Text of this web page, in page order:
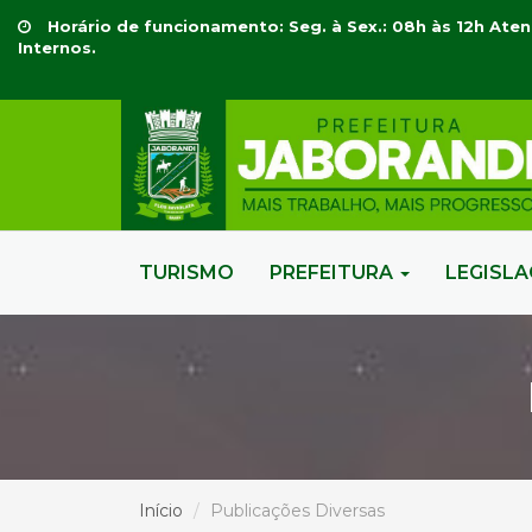
Horário de funcionamento: Seg. à Sex.: 08h às 12h
Internos.
TURISMO PREFEITURA
Início Publicações Diversas